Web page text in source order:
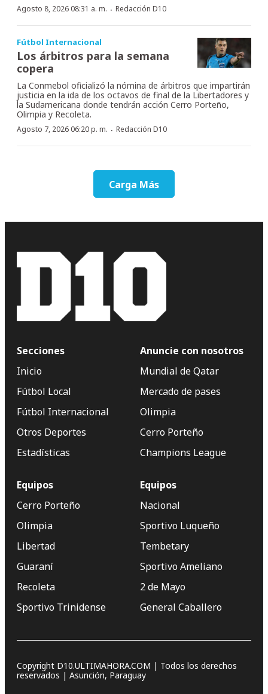
Agosto 8, 2026 08:31 a. m. · Redacción D10
Fútbol Internacional
Los árbitros para la semana
copera
La Conmebol oficializó la nómina de árbitros que impartirán
justicia en la ida de los octavos de final de la Libertadores y
la Sudamericana donde tendrán acción Cerro Porteño,
Olimpia y Recoleta.
Agosto 7, 2026 06:20 p. m. · Redacción D10
Carga Más
Secciones
Inicio
Fútbol Local
Fútbol Internacional
Otros Deportes
Estadísticas
Anuncie con nosotros
Mundial de Qatar
Mercado de pases
Olimpia
Cerro Porteño
Champions League
Equipos
Cerro Porteño
Olimpia
Libertad
Guaraní
Recoleta
Sportivo Trinidense
Equipos
Nacional
Sportivo Luqueño
Tembetary
Sportivo Ameliano
2 de Mayo
General Caballero
Copyright D10.ULTIMAHORA.COM | Todos los derechos
reservados | Asunción, Paraguay